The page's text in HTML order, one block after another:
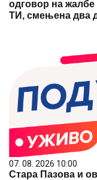
одговор на
ТИ, смењена два
07. 08. 2026 10:00
Стара Пазова и